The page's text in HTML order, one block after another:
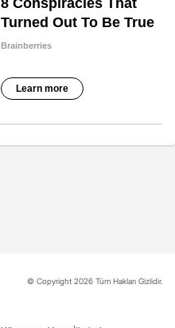
© Copyright 2026 Tüm Hakları Gizlidir.